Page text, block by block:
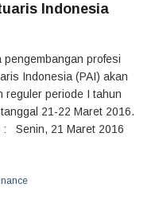
Indonesia
profesi
Indonesia (PAI) akan
reguler periode I tahun
21-22 Maret 2016.
: Senin, 21 Maret 2016